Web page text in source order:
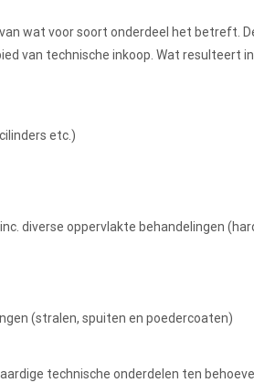
wat voor soort onderdeel het betreft.
van technische inkoop. Wat resulteert
etc.)
diverse oppervlakte behandelingen
(stralen, spuiten en poedercoaten)
technische onderdelen ten